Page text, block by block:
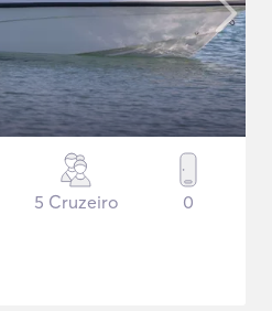
5 Cruzeiro 0